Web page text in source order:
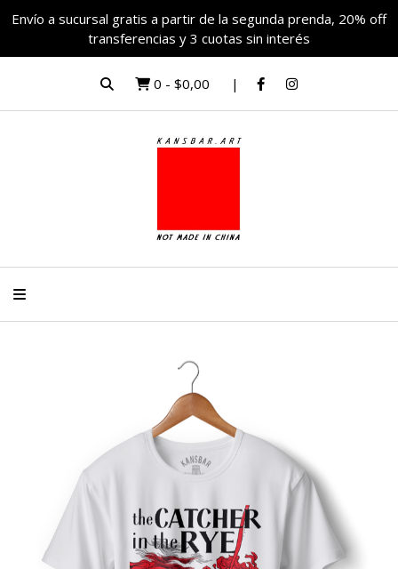
Envío a sucursal gratis a partir de la segunda prenda, 20% off
transferencias y 3 cuotas sin interés
0 - $0,00